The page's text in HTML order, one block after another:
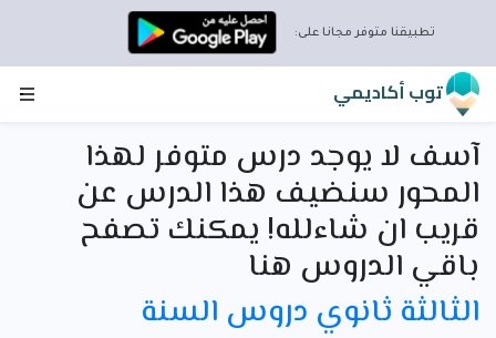
تطبيقنا متوفر مجانا على:
توب أكاديمي
آسف لا يوجد درس متوفر لهذا
المحور سنضيف هذا الدرس عن
قريب ان شاءلله! يمكنك تصفح
باقي الدروس هنا
الثالثة ثانوي دروس السنة